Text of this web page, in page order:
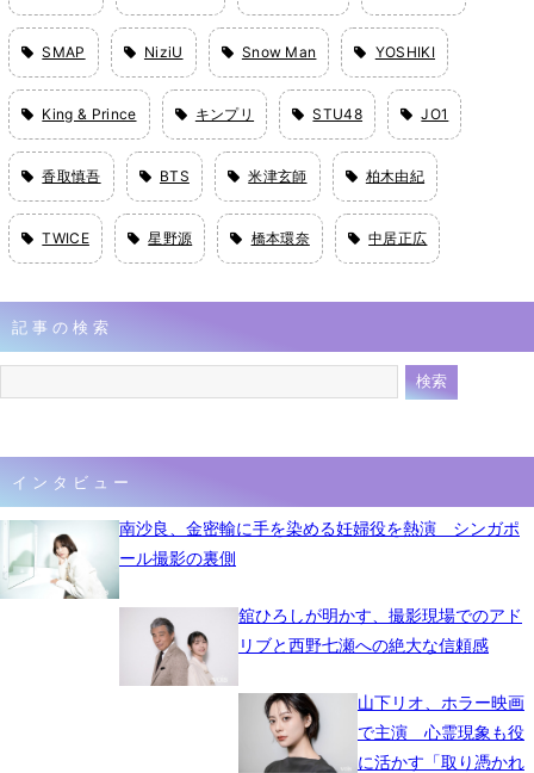
SMAP NiziU Snow Man YOSHIKI
King & Prince キンプリ STU48 JO1
香取慎吾 BTS 米津玄師 柏木由紀
TWICE 星野源 橋本環奈 中居正広
記事の検索
インタビュー
南沙良、金密輸に手を染める妊婦役を熱演 シンガポ
ール撮影の裏側
舘ひろしが明かす、撮影現場でのアド
リブと西野七瀬への絶大な信頼感
山下リオ、ホラー映画
で主演 心霊現象も役
に活かす「取り憑かれ